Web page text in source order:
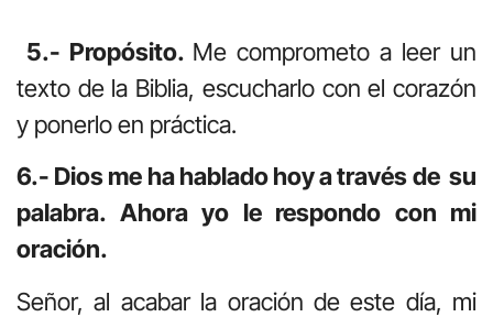
5.- Propósito. Me comprometo a leer un
texto de la Biblia, escucharlo con el corazón
y ponerlo en práctica.
6.- Dios me ha hablado hoy a través de su
palabra. Ahora yo le respondo con mi
oración.
Señor, al acabar la oración de este día, mi